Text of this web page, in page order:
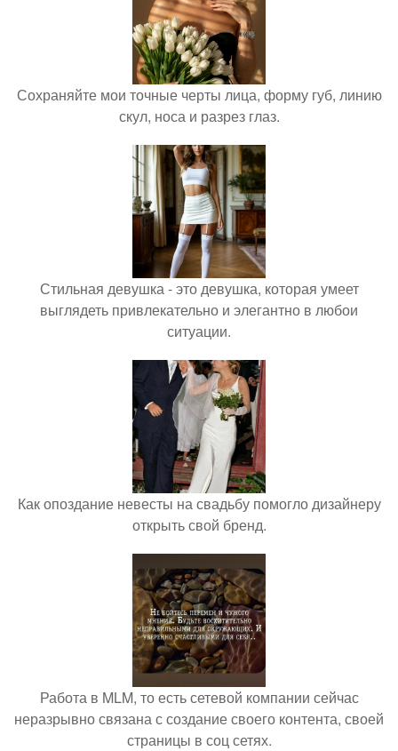
Сохраняйте мои точные черты лица, форму губ, линию
скул, носа и разрез глаз.
Стильная девушка - это девушка, которая умеет
выглядеть привлекательно и элегантно в любои
ситуации.
Как опоздание невесты на свадьбу помогло дизайнеру
открыть свой бренд.
Работа в MLM, то есть сетевой компании сейчас
неразрывно связана с создание своего контента, своей
страницы в соц сетях.